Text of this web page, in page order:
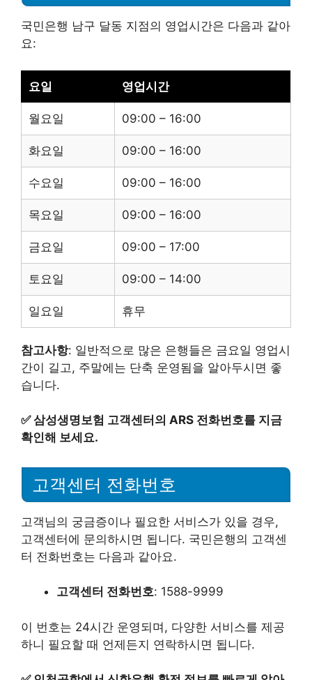
국민은행 남구 달동 지점의 영업시간은 다음과 같아
요:
요일 영업시간
월요일 09:00 – 16:00
화요일 09:00 – 16:00
수요일 09:00 – 16:00
목요일 09:00 – 16:00
금요일 09:00 – 17:00
토요일 09:00 – 14:00
일요일 휴무
참고사항: 일반적으로 많은 은행들은 금요일 영업시
간이 길고, 주말에는 단축 운영됨을 알아두시면 좋
습니다.
✅삼성생명보험 고객센터의 ARS 전화번호를 지금
확인해 보세요.
고객센터 전화번호
고객님의 궁금증이나 필요한 서비스가 있을 경우,
고객센터에 문의하시면 됩니다. 국민은행의 고객센
터 전화번호는 다음과 같아요.
고객센터 전화번호: 1588-9999
이 번호는 24시간 운영되며, 다양한 서비스를 제공
하니 필요할 때 언제든지 연락하시면 됩니다.